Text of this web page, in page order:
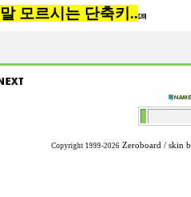
모르시는 단축키.. [20]
Copyright 1999-2026 Zeroboard / skin